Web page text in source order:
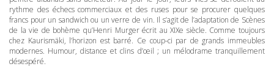
rythme des échecs commerciaux et des ruses pour se procurer quelques
francs pour un sandwich ou un verre de vin. Il s’agit de l’adaptation de Scènes
de la vie de bohème qu’Henri Murger écrit au XIXe siècle. Comme toujours
chez Kaurismäki, l’horizon est barré. Ce coup-ci par de grands immeubles
modernes. Humour, distance et clins d’œil ; un mélodrame tranquillement
désespéré.